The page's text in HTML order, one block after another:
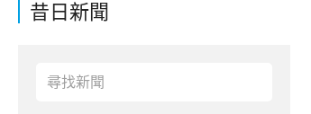
昔日新聞